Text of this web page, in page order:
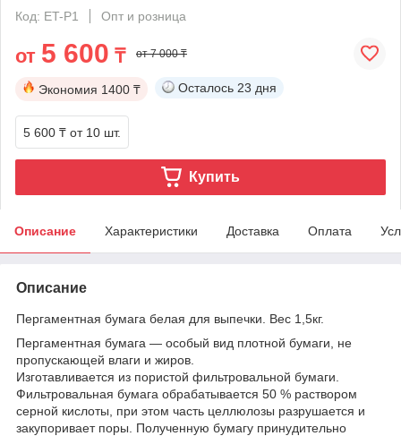
Код: ET-P1
Опт и розница
от 5 600 ₸ от 7 000 ₸
Экономия 1400 ₸ Осталось 23 дня
5 600 ₸ от 10 шт.
Купить
Описание Характеристики Доставка Оплата
Описание
Пергаментная бумага белая для выпечки. Вес 1,5кг.
Пергаментная бумага — особый вид плотной бумаги, не
пропускающей влаги и жиров.
Изготавливается из пористой фильтровальной бумаги.
Фильтровальная бумага обрабатывается 50 % раствором
серной кислоты, при этом часть целлюлозы разрушается и
закупоривает поры. Полученную бумагу принудительно